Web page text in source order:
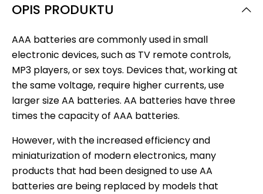
OPIS PRODUKTU
AAA batteries are commonly used in small
electronic devices, such as TV remote controls,
MP3 players, or sex toys. Devices that, working at
the same voltage, require higher currents, use
larger size AA batteries. AA batteries have three
times the capacity of AAA batteries.
However, with the increased efficiency and
miniaturization of modern electronics, many
products that had been designed to use AA
batteries are being replaced by models that